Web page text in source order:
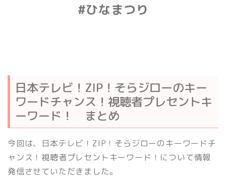
#ひなまつり
日本テレビ！ZIP！そらジローのキー
ワードチャンス！視聴者プレセントキ
ーワード！ まとめ
今回は、日本テレビ！ZIP！そらジローのキーワードチ
ャンス！視聴者プレセントキーワード！について情報
発信させていただきました。